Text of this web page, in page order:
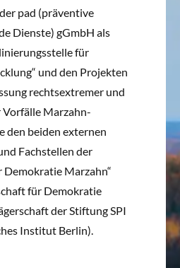
pad (präventive
Dienste) gGmbH als
für
und den Projekten
rechtsextremer und
Marzahn-
den beiden externen
Fachstellen der
Demokratie Marzahn“
für Demokratie
der Stiftung SPI
Institut Berlin).